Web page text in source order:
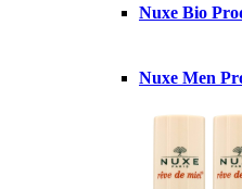
Nuxe Bio
Nuxe Men